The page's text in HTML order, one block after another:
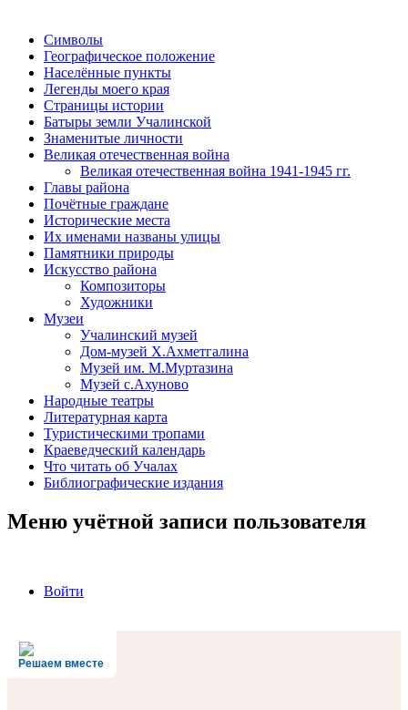
Символы
Географическое положение
Населённые пункты
Легенды моего края
Страницы истории
Батыры земли Учалинской
Знаменитые личности
Великая отечественная война
Великая отечественная война 1941-1945 гг.
Главы района
Почётные граждане
Исторические места
Их именами названы улицы
Памятники природы
Искусство района
Композиторы
Художники
Музеи
Учалинский музей
Дом-музей Х.Ахметгалина
Музей им. М.Муртазина
Музей с.Ахуново
Народные театры
Литературная карта
Туристическими тропами
Краеведческий календарь
Что читать об Учалах
Библиографические издания
Меню учётной записи пользователя
Войти
Решаем вместе